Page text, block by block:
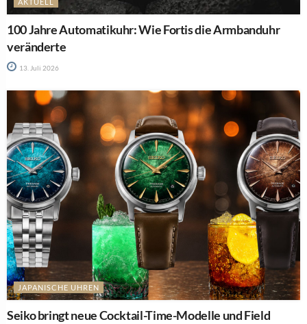
100 Jahre Automatikuhr: Wie Fortis die Armbanduhr
veränderte
13. Juli 2026
JAPANISCHE UHREN
Seiko bringt neue Cocktail-Time-Modelle und Field